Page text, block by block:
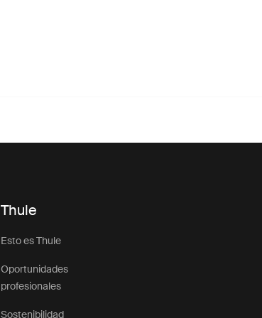
Thule
Esto es Thule
Oportunidades
profesionales
Sostenibilidad